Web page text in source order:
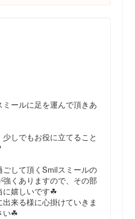
ールに足を運んで頂きあ
しでもお役に立てること
して頂くSmilスミールの
くありますので、その部
に嬉しいです☘
来る様に心掛けていきま
い☘